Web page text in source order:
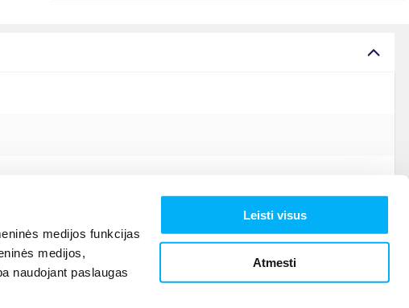
medijos funkcijas
medijos,
naudojant paslaugas
Leisti visus
Atmesti